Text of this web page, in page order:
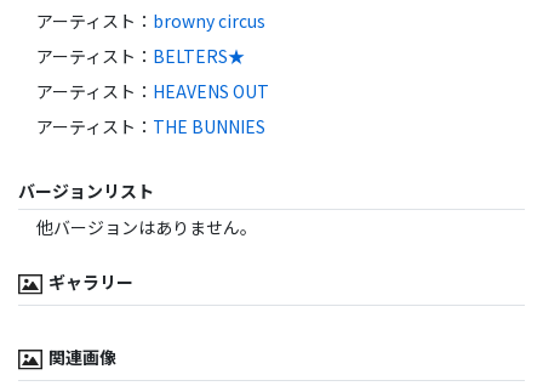
アーティスト ： browny circus
アーティスト ： BELTERS★
アーティスト ： HEAVENS OUT
アーティスト ： THE BUNNIES
バージョンリスト
他バージョンはありません。
ギャラリー
関連画像